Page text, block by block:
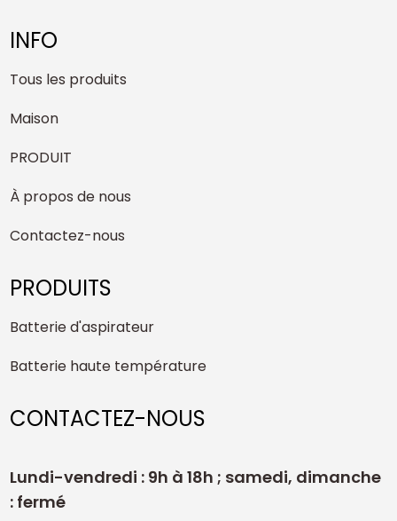
INFO
Tous les produits
Maison
PRODUIT
À propos de nous
Contactez-nous
PRODUITS
Batterie d'aspirateur
Batterie haute température
CONTACTEZ-NOUS
Lundi-vendredi : 9h à 18h ; samedi, dimanche
: fermé